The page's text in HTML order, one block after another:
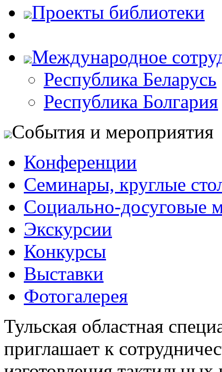
Проекты библиотеки
Международное
Республика Беларусь
Республика Болгария
События и мероприятия
Конференции
Семинары, круглые
Социально-досуговые
Экскурсии
Конкурсы
Выставки
Фотогалерея
Тульская областная
приглашает к